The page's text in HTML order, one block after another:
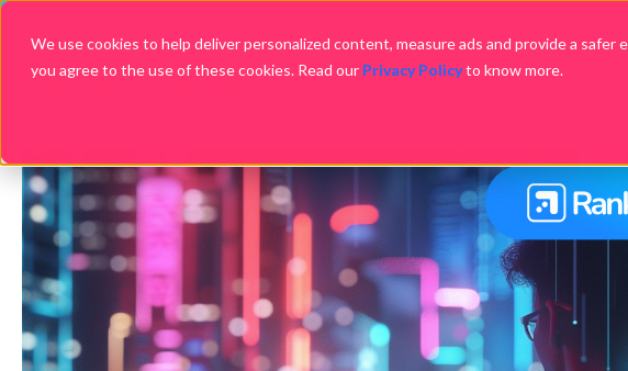
We use cookies to help deliver personalized content, measure ads and provide a
you agree to the use of these cookies. Read our Privacy Policyto know more.